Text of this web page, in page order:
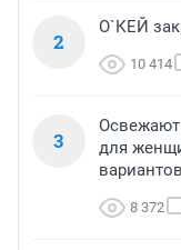
2
О`КЕЙ
10 414
3
для
8 372